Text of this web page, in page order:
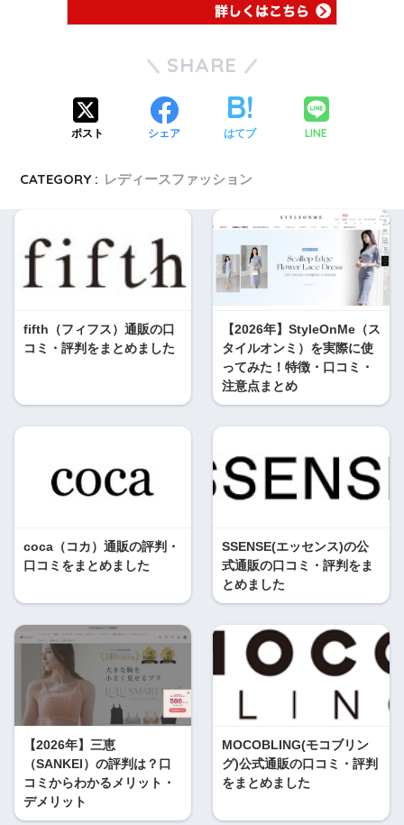
SHARE
ポスト シェア はてブ LINE
CATEGORY : レディースファッション
fifth（フィフス）通販の口
コミ・評判をまとめました
【2026年】StyleOnMe（ス
タイルオンミ）を実際に使
ってみた！特徴・口コミ・
注意点まとめ
coca（コカ）通販の評判・
口コミをまとめました
SSENSE(エッセンス)の公
式通販の口コミ・評判をま
とめました
【2026年】三恵
（SANKEI）の評判は？口
コミからわかるメリット・
デメリット
MOCOBLING(モコブリン
グ)公式通販の口コミ・評判
をまとめました